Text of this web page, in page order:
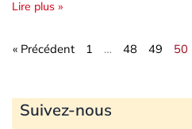
Lire plus »
« Précédent 1 … 48 49 50
Suivez-nous
Archives